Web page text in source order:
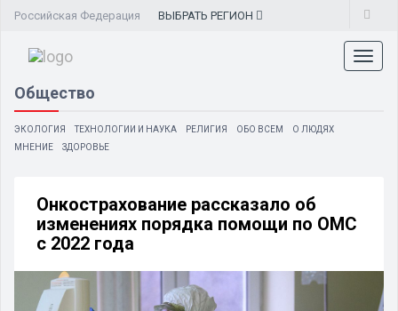
Российская Федерация ВЫБРАТЬ РЕГИОН
Общество
ЭКОЛОГИЯ ТЕХНОЛОГИИ И НАУКА РЕЛИГИЯ ОБО ВСЕМ
О ЛЮДЯХ
МНЕНИЕ
ЗДОРОВЬЕ
Онкострахование рассказало об
изменениях порядка помощи по ОМС
с 2022 года